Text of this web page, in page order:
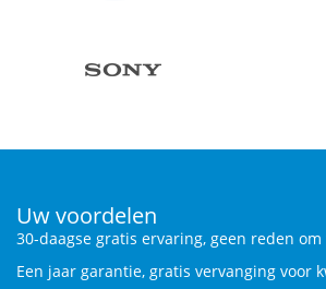
Uw voordelen
30-daagse gratis ervaring, geen reden
Een jaar garantie, gratis vervanging voor